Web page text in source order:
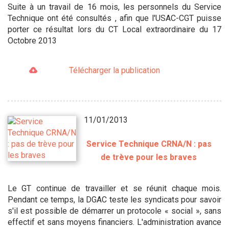
Suite à un travail de 16 mois, les personnels du Service
Technique ont été consultés , afin que l'USAC-CGT puisse
porter ce résultat lors du CT Local extraordinaire du 17
Octobre 2013
Télécharger la publication
11/01/2013
Service Technique CRNA/N : pas
de trève pour les braves
Le GT continue de travailler et se réunit chaque mois.
Pendant ce temps, la DGAC teste les syndicats pour savoir
s'il est possible de démarrer un protocole « social », sans
effectif et sans moyens financiers. L'administration avance